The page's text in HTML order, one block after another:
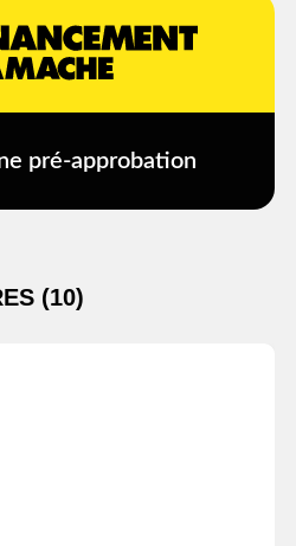
pré-approbation
(10)